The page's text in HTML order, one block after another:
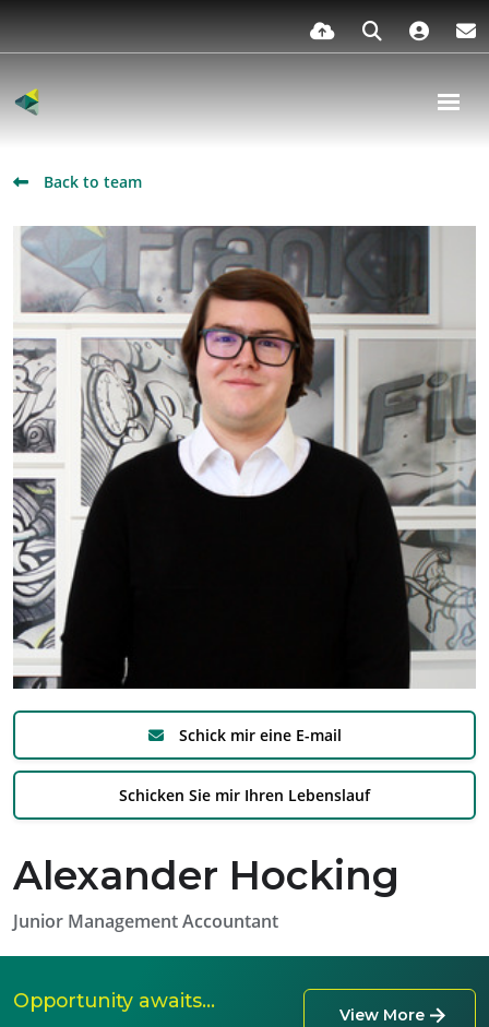
Back to team
Schick mir eine E-mail
Schicken Sie mir Ihren Lebenslauf
Alexander Hocking
Junior Management Accountant
Opportunity awaits…
View More